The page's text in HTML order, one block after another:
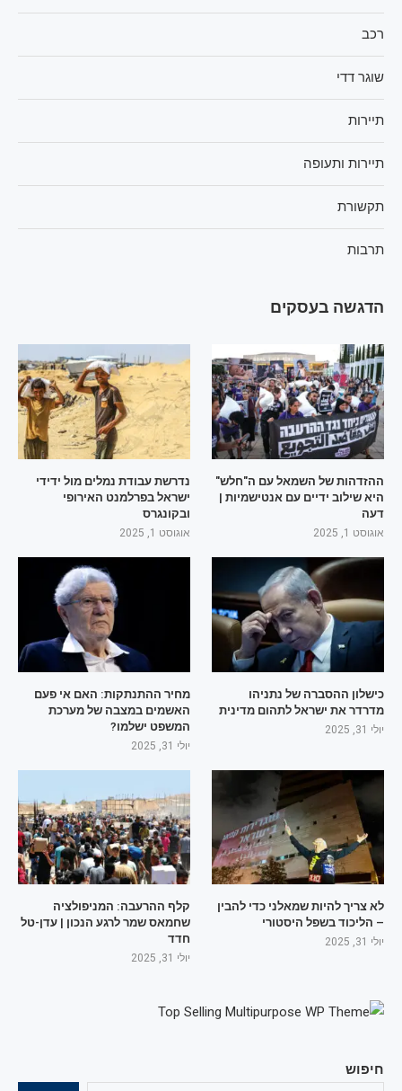
חיפוש
רכב
שוגר דדי
תיירות
תיירות ותעופה
תקשורת
תרבות
הדגשה בעסקים
ההזדהות של השמאל עם ה"חלש"
היא שילוב ידיים עם אנטישמיות |
דעה
אוגוסט 1, 2025
נדרשת עבודת נמלים מול ידידי
ישראל בפרלמנט האירופי
ובקונגרס
אוגוסט 1, 2025
כישלון ההסברה של נתניהו
מדרדר את ישראל לתהום מדינית
יולי 31, 2025
מחיר ההתנתקות: האם אי פעם
האשמים במצבה של מערכת
המשפט ישלמו?
יולי 31, 2025
לא צריך להיות שמאלני כדי להבין
– הליכוד בשפל היסטורי
יולי 31, 2025
קלף ההרעבה: המניפולציה
שחמאס שמר לרגע הנכון | עדן-טל
חדד
יולי 31, 2025